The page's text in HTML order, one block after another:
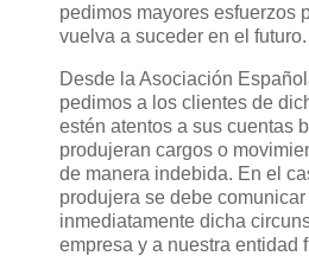
pedimos mayores esfuerzos
vuelva a suceder en el futuro.
Desde la Asociación
pedimos a los clientes de
estén atentos a sus cuentas
produjeran cargos o
de manera indebida. En el
produjera se debe
inmediatamente dicha
empresa y a nuestra entidad